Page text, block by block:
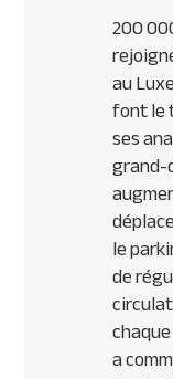
200
au
font le
ses
le
de
a